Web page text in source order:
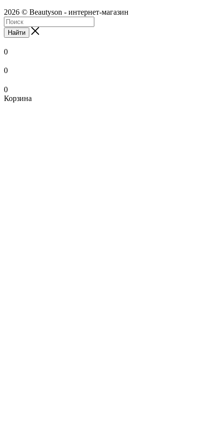
2026 © Beautyson - интернет-магазин
Найти
0
0
0
Корзина